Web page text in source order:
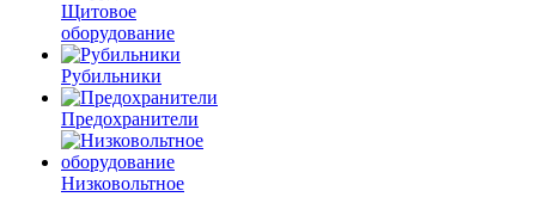
Щитовое
оборудование
Рубильники
Предохранители
Низковольтное